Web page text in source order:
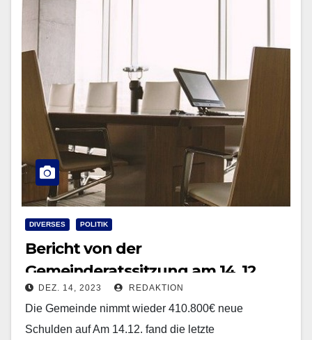
DIVERSES POLITIK
Bericht von der
Gemeinderatssitzung am 14. 12.
2023
DEZ. 14, 2023 REDAKTION
Die Gemeinde nimmt wieder 410.800€ neue
Schulden auf Am 14.12. fand die letzte